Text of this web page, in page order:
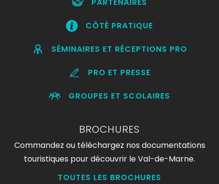
PARTENAIRES
CÔTÉ PRATIQUE
SÉMINAIRES ET RÉCEPTIONS PRO
PRO ET PRESSE
GROUPES ET SCOLAIRES
BROCHURES
Commandez ou téléchargez nos documentations
touristiques pour découvrir le Val-de-Marne.
TOUTES LES BROCHURES